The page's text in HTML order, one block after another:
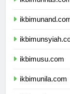
ikbimusu.com
ikbimunila.com